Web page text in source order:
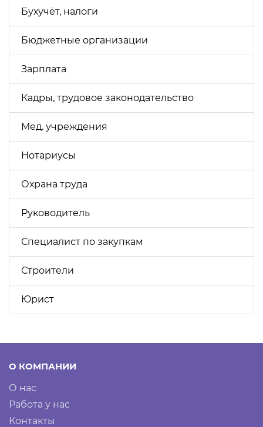
Бухучёт, налоги
Бюджетные организации
Зарплата
Кадры, трудовое законодательство
Мед. учреждения
Нотариусы
Охрана труда
Руководитель
Специалист по закупкам
Строители
Юрист
О КОМПАНИИ
О нас
Работа у нас
Контакты